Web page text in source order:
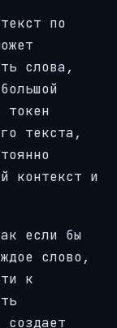
по
слова,
токен
текста,
контекст и
если бы
слово,
к
создает